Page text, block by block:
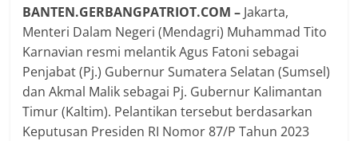
BANTEN.GERBANGPATRIOT.COM – Jakarta,
Menteri Dalam Negeri (Mendagri) Muhammad Tito
Karnavian resmi melantik Agus Fatoni sebagai
Penjabat (Pj.) Gubernur Sumatera Selatan (Sumsel)
dan Akmal Malik sebagai Pj. Gubernur Kalimantan
Timur (Kaltim). Pelantikan tersebut berdasarkan
Keputusan Presiden RI Nomor 87/P Tahun 2023